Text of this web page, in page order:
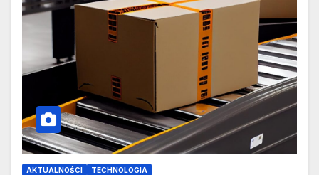
AKTUALNOŚCI TECHNOLOGIA